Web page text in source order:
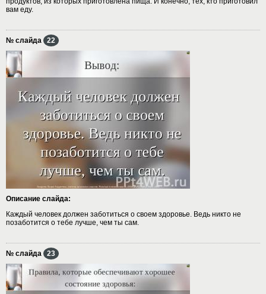
вам еду.
№ слайда 22
Описание слайда:
Каждый человек должен заботиться о своем здоровье. Ведь никто не
позаботится о тебе лучше, чем ты сам.
№ слайда 23